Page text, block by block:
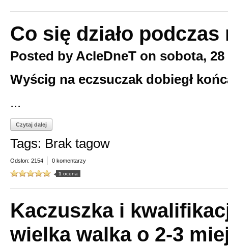
Co się działo
Posted by AcIeDneT on sobota, 28
Wyścig na eczsuczak dobiegł
...
Czytaj dalej
Tags: Brak tagow
Odslon: 2154 0 komentarzy
1 ocena
Kaczuszka i
wielka walka o 2-3